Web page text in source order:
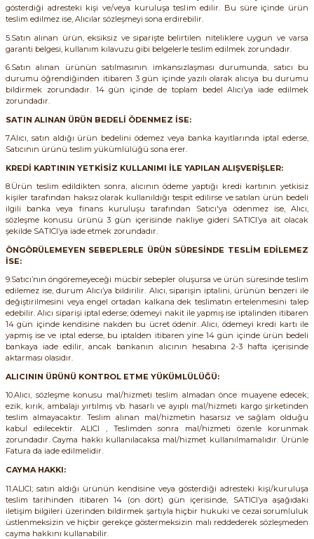
ve Transmitterleri ACS580
ACS880
Sinamics V20 Hız Kontrol Cihazları
(Power Supply)
Rölesi, Cihazları ve Anahtarları
- UPS
Kesiciler
Şalterleri
SIMATIC Endüstriyel Panel PC'ler
SIMATIC ET200 Dağıtılmış Giriş-Çkış
SIMATIC ET200SP Open Controller
SIMATIC ExProof Panel PC'ler ve Thin
SIMATIC HMI Operatör Paneller
SIMATIC S7-1200
SIMATIC S7-1500
SIMATIC S7-400
SIMATIC SAFETY
SIMATIC Yazılım Paketleri
SIMOTION Hareket Kontrol Üniteleri
WinCC Unified Runtime Yazılımları
gösterdiği adresteki kişi ve/veya kuruluşa teslim edilir. Bu süre içinde ürün
teslim edilmez ise, Alıcılar sözleşmeyi sona erdirebilir.
5.Satın alınan ürün, eksiksiz ve siparişte belirtilen niteliklere uygun ve varsa
garanti belgesi, kullanım kılavuzu gibi belgelerle teslim edilmek zorundadır.
6.Satın alınan ürünün satılmasının imkansızlaşması durumunda, satıcı bu
durumu öğrendiğinden itibaren 3 gün içinde yazılı olarak alıcıya bu durumu
bildirmek zorundadır. 14 gün içinde de toplam bedel Alıcı’ya iade edilmek
zorundadır.
SATIN ALINAN ÜRÜN BEDELİ ÖDENMEZ İSE:
7.Alıcı, satın aldığı ürün bedelini ödemez veya banka kayıtlarında iptal ederse,
Satıcının ürünü teslim yükümlülüğü sona erer.
KREDİ KARTININ YETKİSİZ KULLANIMI İLE YAPILAN ALIŞVERİŞLER:
8.Ürün teslim edildikten sonra, alıcının ödeme yaptığı kredi kartının yetkisiz
kişiler tarafından haksız olarak kullanıldığı tespit edilirse ve satılan ürün bedeli
ilgili banka veya finans kuruluşu tarafından Satıcı'ya ödenmez ise, Alıcı,
sözleşme konusu ürünü 3 gün içerisinde nakliye gideri SATICI’ya ait olacak
şekilde SATICI’ya iade etmek zorundadır.
ÖNGÖRÜLEMEYEN SEBEPLERLE ÜRÜN SÜRESİNDE TESLİM EDİLEMEZ
İSE:
9.Satıcı’nın öngöremeyeceği mücbir sebepler oluşursa ve ürün süresinde teslim
edilemez ise, durum Alıcı’ya bildirilir. Alıcı, siparişin iptalini, ürünün benzeri ile
değiştirilmesini veya engel ortadan kalkana dek teslimatın ertelenmesini talep
edebilir. Alıcı siparişi iptal ederse; ödemeyi nakit ile yapmış ise iptalinden itibaren
14 gün içinde kendisine nakden bu ücret ödenir. Alıcı, ödemeyi kredi kartı ile
yapmış ise ve iptal ederse, bu iptalden itibaren yine 14 gün içinde ürün bedeli
bankaya iade edilir, ancak bankanın alıcının hesabına 2-3 hafta içerisinde
aktarması olasıdır.
ALICININ ÜRÜNÜ KONTROL ETME YÜKÜMLÜLÜĞÜ:
10.Alıcı, sözleşme konusu mal/hizmeti teslim almadan önce muayene edecek;
ezik, kırık, ambalajı yırtılmış vb. hasarlı ve ayıplı mal/hizmeti kargo şirketinden
teslim almayacaktır. Teslim alınan mal/hizmetin hasarsız ve sağlam olduğu
kabul edilecektir. ALICI , Teslimden sonra mal/hizmeti özenle korunmak
zorundadır. Cayma hakkı kullanılacaksa mal/hizmet kullanılmamalıdır. Ürünle
Fatura da iade edilmelidir.
CAYMA HAKKI:
11.ALICI; satın aldığı ürünün kendisine veya gösterdiği adresteki kişi/kuruluşa
teslim tarihinden itibaren 14 (on dört) gün içerisinde, SATICI’ya aşağıdaki
iletişim bilgileri üzerinden bildirmek şartıyla hiçbir hukuki ve cezai sorumluluk
üstlenmeksizin ve hiçbir gerekçe göstermeksizin malı reddederek sözleşmeden
cayma hakkını kullanabilir.